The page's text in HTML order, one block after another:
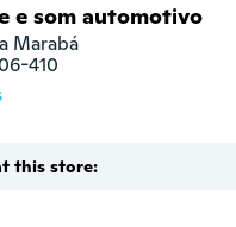
e som automotivo
Marabá
410
this store: